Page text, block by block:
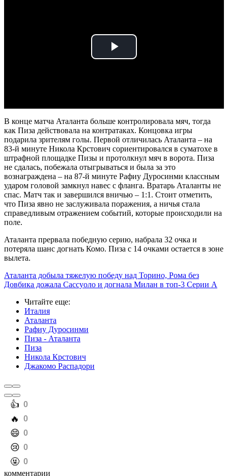
Play
В конце матча Аталанта больше контролировала мяч, тогда
как Пиза действовала на контратаках. Концовка игры
подарила зрителям голы. Первой отличилась Аталанта – на
83-й минуте Никола Крстович сориентировался в суматохе в
штрафной площадке Пизы и протолкнул мяч в ворота. Пиза
не сдалась, побежала отыгрываться и была за это
вознаграждена – на 87-й минуте Рафиу Дуросинми классным
ударом головой замкнул навес с фланга. Вратарь Аталанты не
спас. Матч так и завершился вничью – 1:1. Стоит отметить,
что Пиза явно не заслуживала поражения, а ничья стала
справедливым отражением событий, которые происходили на
поле.
Аталанта прервала победную серию, набрала 32 очка и
потеряла шанс догнать Комо. Пиза с 14 очками остается в зоне
вылета.
Аталанта добыла тяжелую победу над Торино, Рома без
Довбика дожала Сассуоло и догнала Милан в топ-3 Серии А
Читайте еще:
Италия
Аталанта
Рафиу Дуросинми
Пиза - Аталанта
Пиза
Никола Крстович
Джакомо Распадори
️👍 0
️🔥 0
️😄 0
️😢 0
️🤬 0
комментарии